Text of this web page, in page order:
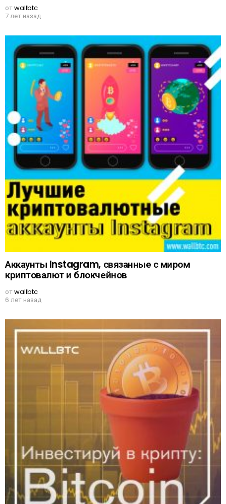
отwallbtc
7 лет назад
Аккаунты Instagram, связанные с миром
криптовалют и блокчейнов
отwallbtc
6 лет назад